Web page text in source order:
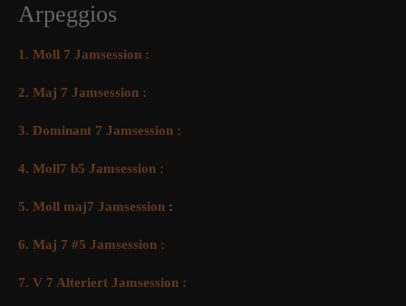
Arpeggios
1. Moll 7 Jamsession :
2. Maj 7 Jamsession :
3. Dominant 7 Jamsession :
4. Moll7 b5 Jamsession :
5. Moll maj7 Jamsession :
6. Maj 7 #5 Jamsession :
7. V 7 Alteriert Jamsession :